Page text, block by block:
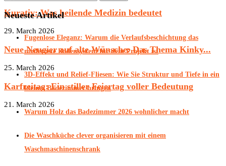
Kurativ: Was heilende Medizin bedeutet
29. March 2026
Neue Neugier auf alte Wünsche: Das Thema Kinky...
25. March 2026
Karfreitag: Ein stiller Feiertag voller Bedeutung
21. March 2026
Neueste Artikel
Fugenlose Eleganz: Warum die Verlaufsbeschichtung das
modernste Bodensystem für dein Projekt ist
3D-Effekt und Relief-Fliesen: Wie Sie Struktur und Tiefe in ein
kleines Badezimmer bringen
Warum Holz das Badezimmer 2026 wohnlicher macht
Die Waschküche clever organisieren mit einem
Waschmaschinenschrank